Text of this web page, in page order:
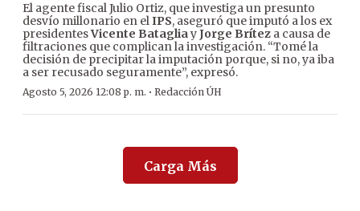
El agente fiscal Julio Ortiz, que investiga un presunto
desvío millonario en elIPS, aseguró que imputó a los ex
presidentesVicente BatagliayJorge Brítez a causa de
filtraciones que complican la investigación. “Tomé la
decisión de precipitar la imputación porque, si no, ya iba
a ser recusado seguramente”, expresó.
Agosto 5, 2026 12:08 p. m. · Redacción ÚH
Carga Más